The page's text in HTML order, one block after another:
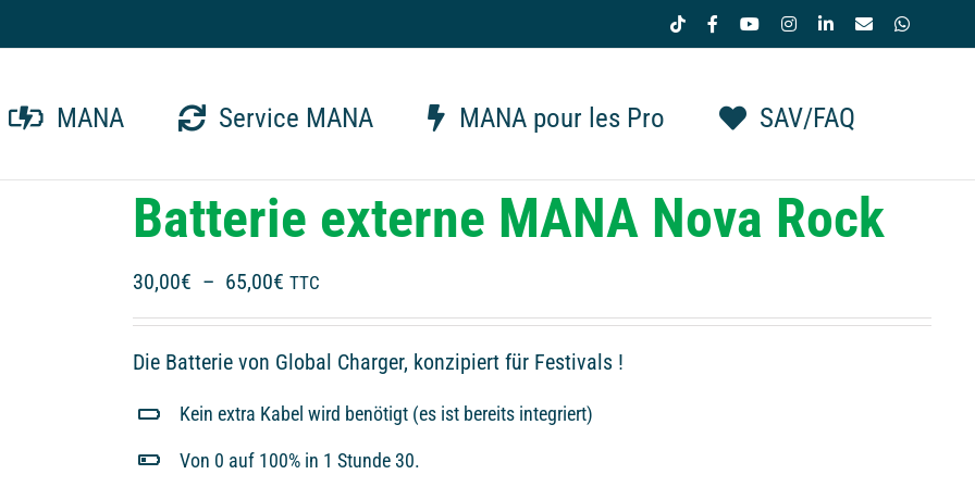
Tiktok FacebookYouTubeInstagramLinkedIn
Email
MANA Service MANA MANA pour les Pro SAV/FAQ
Batterie externe MANA Nova Rock
30,00€ – 65,00€ Plage
30,00€
65,00€
TTC
Die Batterie von Global Charger, konzipiert für Festivals !
Kein extra Kabel wird benötigt (es ist bereits integriert)
Von 0 auf 100% in 1 Stunde 30.